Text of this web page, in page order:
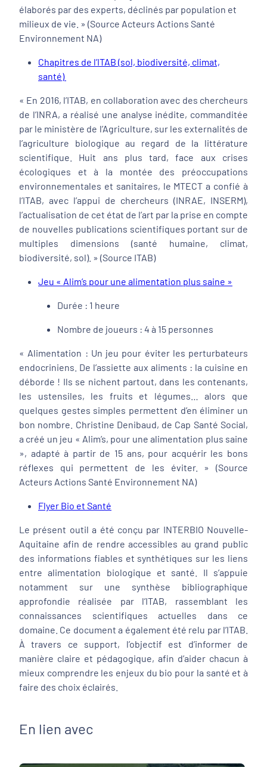
élaborés par des experts, déclinés par population et
milieux de vie. » (Source Acteurs Actions Santé
Environnement NA)
Chapitres de l’ITAB (sol, biodiversité, climat,
santé)
« En 2016, l’ITAB, en collaboration avec des chercheurs
de l’INRA, a réalisé une analyse inédite, commanditée
par le ministère de l’Agriculture, sur les externalités de
l’agriculture biologique au regard de la littérature
scientifique. Huit ans plus tard, face aux crises
écologiques et à la montée des préoccupations
environnementales et sanitaires, le MTECT a confié à
l’ITAB, avec l’appui de chercheurs (INRAE, INSERM),
l’actualisation de cet état de l’art par la prise en compte
de nouvelles publications scientifiques portant sur de
multiples dimensions (santé humaine, climat,
biodiversité, sol). » (Source ITAB)
Jeu « Alim’s pour une alimentation plus saine »
Durée : 1 heure
Nombre de joueurs : 4 à 15 personnes
« Alimentation : Un jeu pour éviter les perturbateurs
endocriniens. De l’assiette aux aliments : la cuisine en
déborde ! Ils se nichent partout, dans les contenants,
les ustensiles, les fruits et légumes… alors que
quelques gestes simples permettent d’en éliminer un
bon nombre. Christine Denibaud, de Cap Santé Social,
a créé un jeu « Alim’s, pour une alimentation plus saine
», adapté à partir de 15 ans, pour acquérir les bons
réflexes qui permettent de les éviter. » (Source
Acteurs Actions Santé Environnement NA)
Flyer Bio et Santé
Le présent outil a été conçu par INTERBIO Nouvelle-
Aquitaine afin de rendre accessibles au grand public
des informations fiables et synthétiques sur les liens
entre alimentation biologique et santé. Il s’appuie
notamment sur une synthèse bibliographique
approfondie réalisée par l’ITAB, rassemblant les
connaissances scientifiques actuelles dans ce
domaine. Ce document a également été relu par l’ITAB.
À travers ce support, l’objectif est d’informer de
manière claire et pédagogique, afin d’aider chacun à
mieux comprendre les enjeux du bio pour la santé et à
faire des choix éclairés.
En lien avec